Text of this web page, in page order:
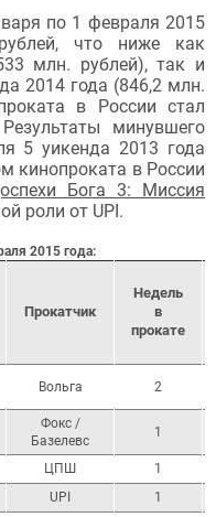
по 1 февраля 2015
что ниже как
млн. рублей), так и
2014 года (846,2 млн.
в России стал
минувшего
5 уикенда 2013 года
кинопроката в России
Бога 3: Миссия
роли от UPI.
2015 года:
Прокатчик
Недель
в
прокате
Вольга 2
Фокс /
Базелевс
1
ЦПШ 1
UPI 1